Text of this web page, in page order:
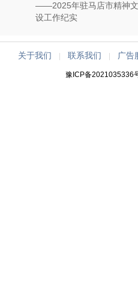
——2025年驻马店市精神
设工作纪实
关于我们 |联系我们 广告
豫ICP备2021035336